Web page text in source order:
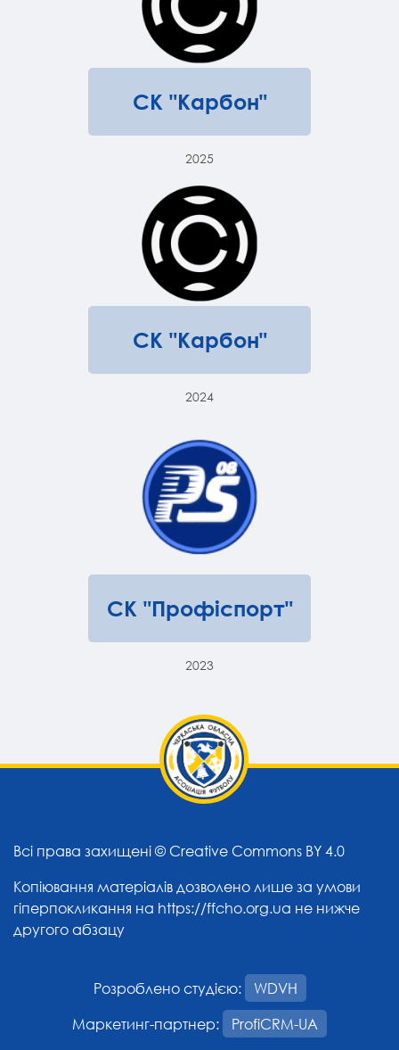
СК "Карбон"
2025
СК "Карбон"
2024
СК "Профіспорт"
2023
Всі права захищені © Creative Commons BY 4.0
Копіювання матеріалів дозволено лише за умови
гіперпокликання на https://ffcho.org.ua не нижче
другого абзацу
Розроблено студією:
WDVH
Маркетинг-партнер:
ProfiCRM-UA